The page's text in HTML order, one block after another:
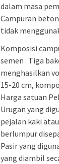
dalam masa
Campuran
tidak
Komposisi
semen : Tiga
menghasilkan
15-20 cm,
Harga satuan
Urugan yang
pejalan kaki
berlumpur
Pasir yang
yang diambil